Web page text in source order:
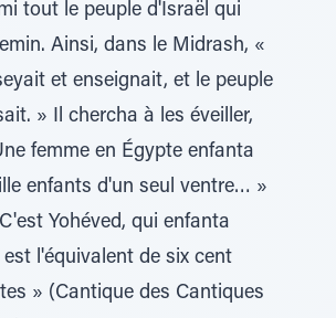
tout le peuple d'Israël qui
Ainsi, dans le Midrash, «
et enseignait, et le peuple
» Il chercha à les éveiller,
femme en Égypte enfanta
enfants d'un seul ventre… »
Yohéved, qui enfanta
l'équivalent de six cent
» (Cantique des Cantiques